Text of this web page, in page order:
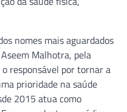
nomes mais aguardados
Malhotra, pela
responsável por tornar a
prioridade na saúde
2015 atua como